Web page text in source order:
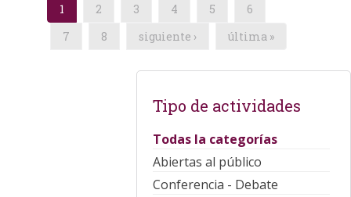
1 2 3 4 5
6
7
8 siguiente › última »
Tipo de actividades
Todas la categorías
Abiertas al público
Conferencia - Debate